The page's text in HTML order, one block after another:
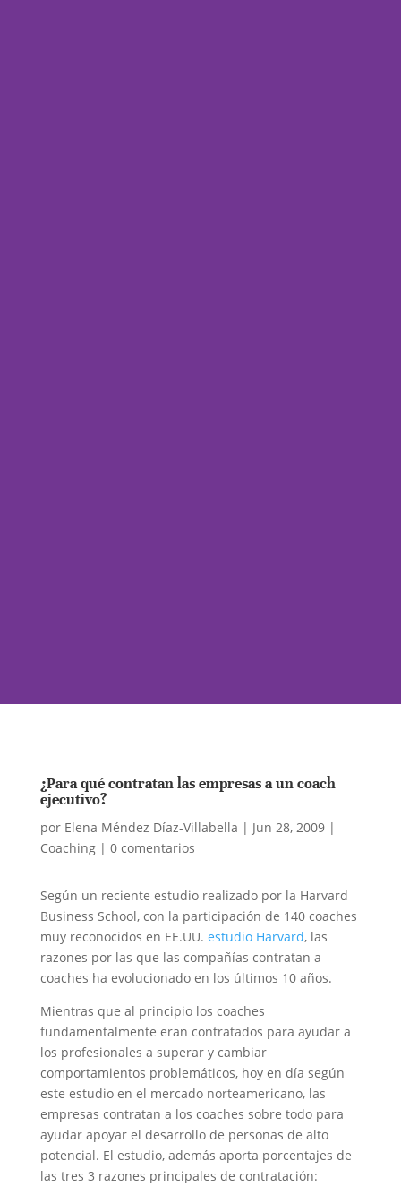
¿Para qué contratan las empresas a un coach
ejecutivo?
por Elena Méndez Díaz-Villabella | Jun 28, 2009|
Coaching| 0 comentarios
Según un reciente estudio realizado por la Harvard
Business School, con la participación de 140 coaches
muy reconocidos en EE.UU. estudio Harvard, las
razones por las que las compañías contratan a
coaches ha evolucionado en los últimos 10 años.
Mientras que al principio los coaches
fundamentalmente eran contratados para ayudar a
los profesionales a superar y cambiar
comportamientos problemáticos, hoy en día según
este estudio en el mercado norteamericano, las
empresas contratan a los coaches sobre todo para
ayudar apoyar el desarrollo de personas de alto
potencial. El estudio, además aporta porcentajes de
las tres 3 razones principales de contratación: